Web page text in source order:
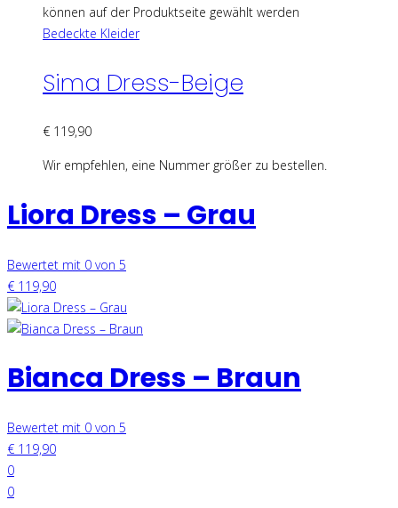
können auf der Produktseite gewählt werden
Bedeckte Kleider
Sima Dress-Beige
€ 119,90
Wir empfehlen, eine Nummer größer zu bestellen.
Liora Dress – Grau
Bewertet mit 0 von 5
€ 119,90
Bianca Dress – Braun
Bewertet mit 0 von 5
€ 119,90
0
0